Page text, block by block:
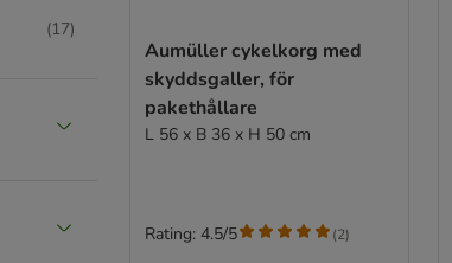
(17)
Aumüller cykelkorg med
skyddsgaller, för
pakethållare
L 56 x B 36 x H 50 cm
Rating: 4.5/5 (2)